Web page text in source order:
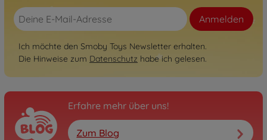
Anmelden
Ich möchte den Smoby Toys Newsletter erhalten.
Die Hinweise zum Datenschutz habe ich gelesen.
Erfahre mehr über uns!
Zum Blog